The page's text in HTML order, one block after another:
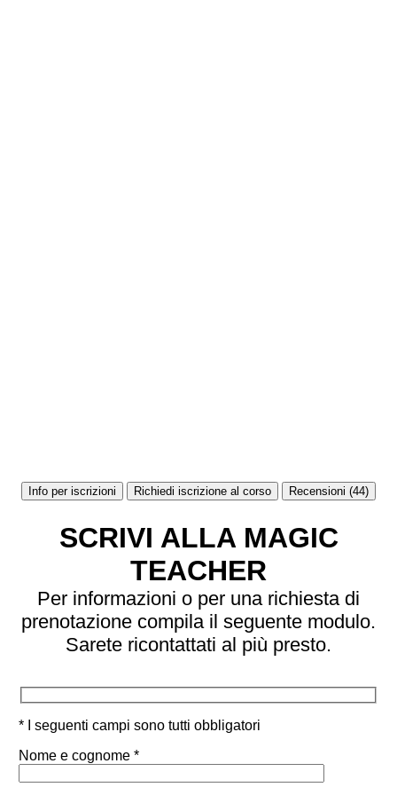
Info per iscrizioni Richiedi iscrizione al corso Recensioni (44)
SCRIVI ALLA MAGIC
TEACHER
Per informazioni o per una richiesta di
prenotazione compila il seguente modulo.
Sarete ricontattati al più presto.
* I seguenti campi sono tutti obbligatori
Nome e cognome *